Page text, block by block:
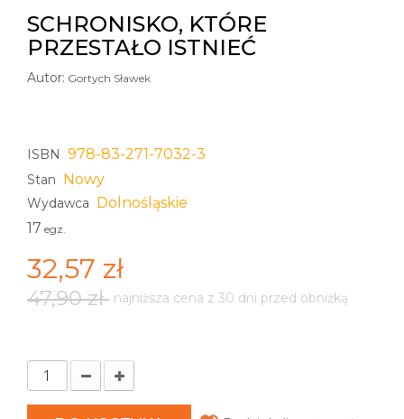
SCHRONISKO, KTÓRE
PRZESTAŁO ISTNIEĆ
Autor: Gortych Sławek
ISBN 978-83-271-7032-3
Stan Nowy
Wydawca Dolnośląskie
17 egz.
32,57 zł
47,90 zł najniższa cena z 30 dni przed obniżką